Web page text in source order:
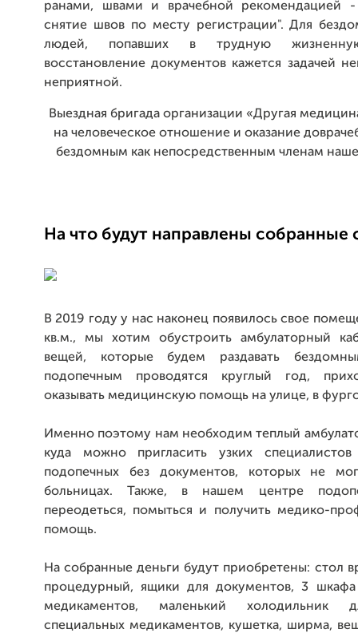
ранами, швами и врачебной рекомендацией -
снятие швов по месту регистрации". Для
людей, попавших в трудную
восстановление документов кажется задачей
неприятной.
Выездная бригада организации «Другая
на человеческое отношение и оказание
бездомным как непосредственным членам
На что будут направлены собранные
В 2019 году у нас наконец появилось свое
кв.м., мы хотим обустроить амбулаторный
вещей, которые будем раздавать
подопечным проводятся круглый год,
оказывать медицинскую помощь на улице, в
Именно поэтому нам необходим теплый
куда можно пригласить узких
подопечных без документов, которых не
больницах. Также, в нашем центре
переодеться, помыться и получить медико-
помощь.
На собранные деньги будут приобретены: стол
процедурный, ящики для документов, 3 шкафа
медикаментов, маленький холодильник
специальных медикаментов, кушетка, ширма,